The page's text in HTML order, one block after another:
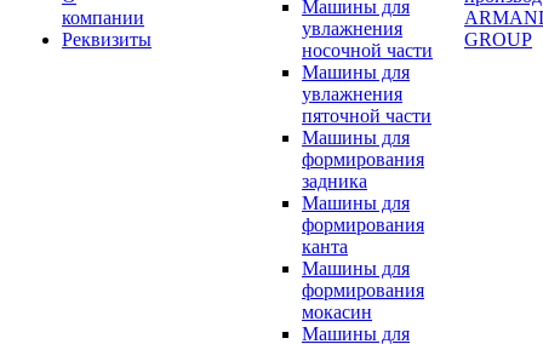
компании
Реквизиты
Машины для
увлажнения
носочной части
Машины для
увлажнения
пяточной части
Машины для
формирования
задника
Машины для
формирования
канта
Машины для
формирования
мокасин
Машины для
GROUP